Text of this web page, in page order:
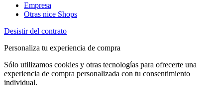
Empresa
Otras nice Shops
Desistir del contrato
Personaliza tu experiencia de compra
Sólo utilizamos cookies y otras tecnologías para ofrecerte una
experiencia de compra personalizada con tu consentimiento
individual.